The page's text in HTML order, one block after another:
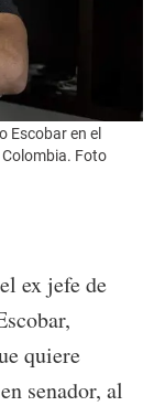
Escobar en el
Foto
ex jefe de
quiere
senador, al